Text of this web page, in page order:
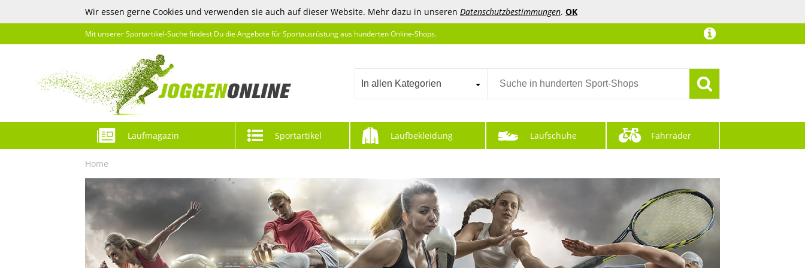
Wir essen gerne Cookies und verwenden sie auch auf dieser Website. Mehr dazu in unseren Datenschutzbestimmungen. OK
Mit unserer Sportartikel-Suche findest Du die Angebote für Sportausrüstung aus hunderten Online-Shops.
In allen Kategorien
Laufmagazin Sportartikel Laufbekleidung Laufschuhe Fahrräder
Home